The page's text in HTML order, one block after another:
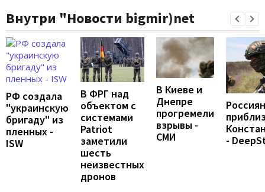
Внутри "Новости bigmir)net
РФ создала
"украинскую
бригаду" из
пленных -
ISW
В ФРГ над
объектом с
системами
Patriot
заметили
шесть
неизвестных
дронов
В Киеве и
Днепре
прогремели
взрывы -
СМИ
-